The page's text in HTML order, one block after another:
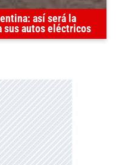
así será la
sus autos eléctricos